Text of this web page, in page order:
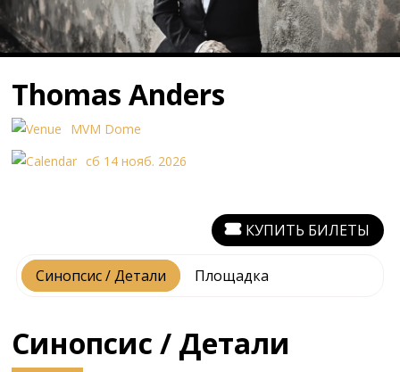
Thomas Anders
MVM Dome
сб 14 нояб. 2026
Синопсис / Детали Площадка
КУПИТЬ БИЛЕТЫ
Синопсис / Детали